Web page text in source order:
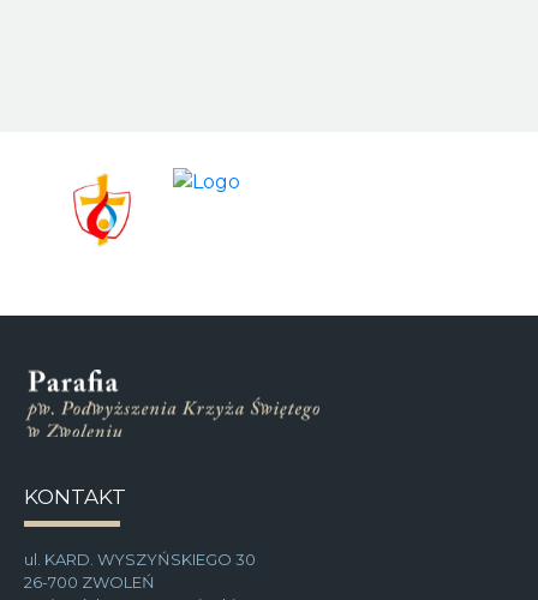
KONTAKT
ul. KARD. WYSZYŃSKIEGO 30
26-700 ZWOLEŃ